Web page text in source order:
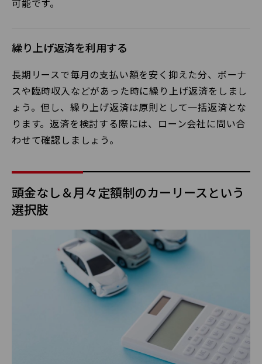
可能です。
繰り上げ返済を利用する
長期リースで毎月の支払い額を安く抑えた分、ボーナ
スや臨時収入などがあった時に繰り上げ返済をしまし
ょう。但し、繰り上げ返済は原則として一括返済とな
ります。返済を検討する際には、ローン会社に問い合
わせて確認しましょう。
頭金なし＆月々定額制のカーリースという
選択肢